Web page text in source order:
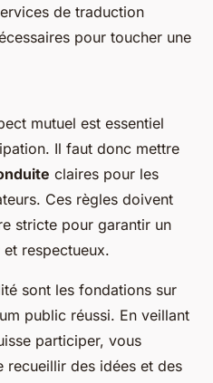
de traduction
pour toucher une
mutuel est essentiel
Il faut donc mettre
claires pour les
Ces règles doivent
stricte pour garantir un
et respectueux.
sont les fondations sur
public réussi. En veillant
participer, vous
recueillir des idées et des